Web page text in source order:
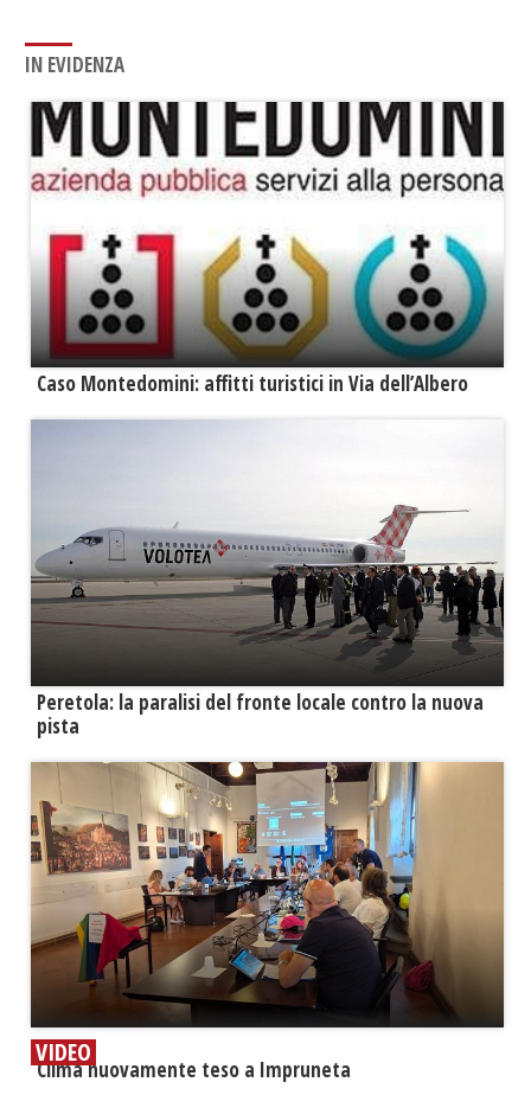
IN EVIDENZA
Caso Montedomini: affitti turistici in Via dell’Albero
Peretola: la paralisi del fronte locale contro la nuova
pista
VIDEO
​Clima nuovamente teso a Impruneta